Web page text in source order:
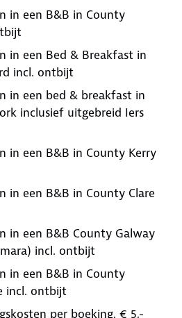
in een B&B in County
in een Bed & Breakfast in
incl. ontbijt
in een bed & breakfast in
inclusief uitgebreid Iers
in een B&B in County Kerry
in een B&B in County Clare
in een B&B County Galway
incl. ontbijt
in een B&B in County
incl. ontbijt
per boeking, € 5,-